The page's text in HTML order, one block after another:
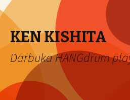
KEN KISHITA
Darbuka HANGdrum